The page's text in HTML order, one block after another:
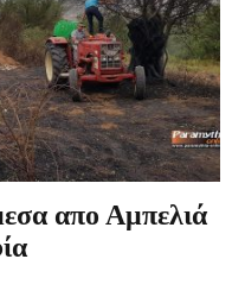
απο Αμπελιά